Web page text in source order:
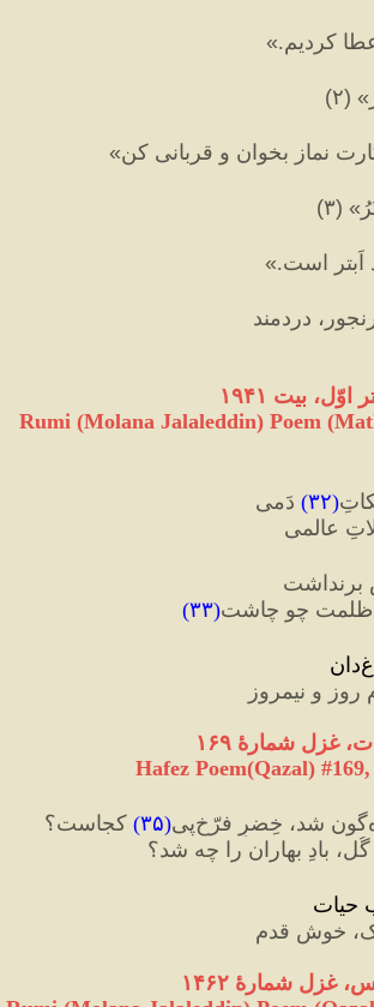
كرديم.»
»
(٢)
نماز بخوان و قربانى كن‌»
»
(٣)
اَبتر است.»
دردمند
بیت ۱۹۴۱
Rumi (Molana Jalaleddin) Poem
(۳۲) دَمی
عالمی
برنداشت
ظلمت چو چاشت(۳۳)
روز و نیمروز
غزل شمارهٔ ۱۶۹
Hafez Poem(Qazal)
(۳۵) کجاست؟
بادِ بهاران را چه شد؟
حیات
خوش قدم
غزل شمارهٔ ۱۴۶۲